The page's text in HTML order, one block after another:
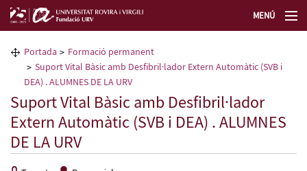
MENÚ
La Fundació URV
Formació permanent
Transferència de tecnologia
Seleccioneu idioma
Portada
Formació permanent
Suport Vital Bàsic amb Desfibril·lador Extern Automàtic (SVB i
DEA) . ALUMNES DE LA URV
Suport Vital Bàsic amb Desfibril·lador
Extern Automàtic (SVB i DEA) . ALUMNES
DE LA URV